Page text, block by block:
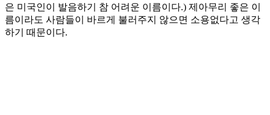
은 미국인이 발음하기 참 어려운 이름이다.) 제아무리 좋은 이
름이라도 사람들이 바르게 불러주지 않으면 소용없다고 생각
하기 때문이다.